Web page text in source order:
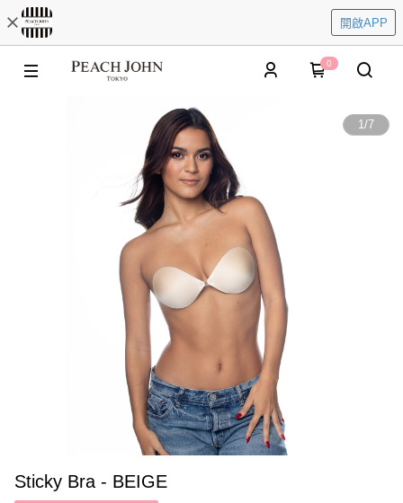
開啟APP
0
1/7
Sticky Bra - BEIGE